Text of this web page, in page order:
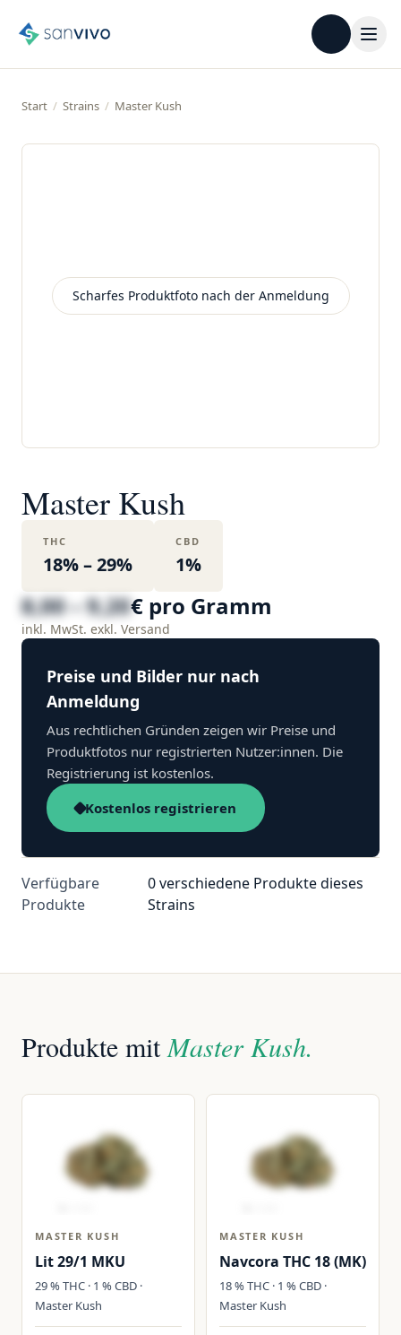
Start / Strains / Master Kush
Scharfes Produktfoto nach der Anmeldung
Master Kush
THC
18% – 29%
CBD
1%
8,00 – 9,20€ pro Gramm
inkl. MwSt. exkl. Versand
Preise und Bilder nur nach
Anmeldung
Aus rechtlichen Gründen zeigen wir Preise und
Produktfotos nur registrierten Nutzer:innen. Die
Registrierung ist kostenlos.
Kostenlos registrieren
Verfügbare
Produkte
0 verschiedene Produkte dieses
Strains
Produkte mitMaster Kush.
MASTER KUSH
Lit 29/1 MKU
29 % THC · 1 % CBD ·
Master Kush
MASTER KUSH
Navcora THC 18 (MK)
18 % THC · 1 % CBD ·
Master Kush